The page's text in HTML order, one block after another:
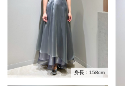
身長：158cm